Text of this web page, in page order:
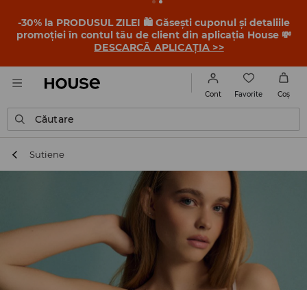
-30% la PRODUSUL ZILEI 🛍️ Găsești cuponul și detaliile
promoției în contul tău de client din aplicația House 💸
DESCARCĂ APLICAȚIA >>
Cont Favorite Coş
Căutare
Sutiene